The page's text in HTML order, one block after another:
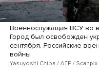
Военнослужащая ВСУ во
Город был освобожден
сентября. Российские
войны
Yasuyoshi Chiba / AFP / Scanpix